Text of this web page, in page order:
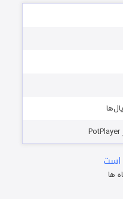
است
ها